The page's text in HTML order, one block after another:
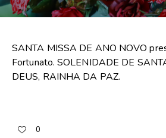
SANTA MISSA DE ANO NOVO
Fortunato. SOLENIDADE DE
DEUS, RAINHA DA PAZ.
0